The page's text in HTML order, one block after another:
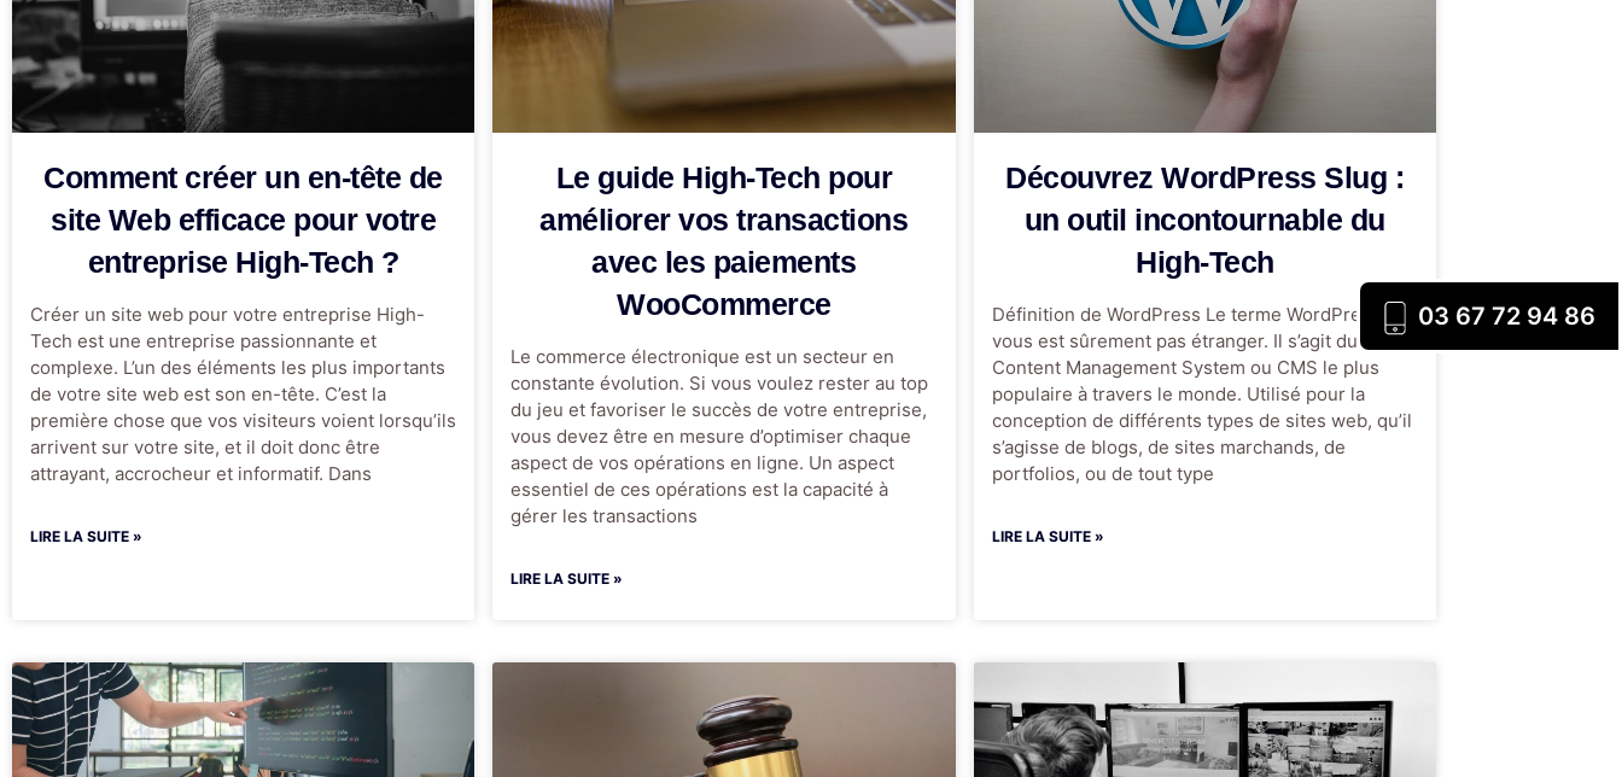
Comment créer un en-tête de
site Web efficace pour votre
entreprise High-Tech ?
Créer un site web pour votre entreprise High-
Tech est une entreprise passionnante et
complexe. L’un des éléments les plus importants
de votre site web est son en-tête. C’est la
première chose que vos visiteurs voient lorsqu’ils
arrivent sur votre site, et il doit donc être
attrayant, accrocheur et informatif. Dans
LIRE LA SUITE »
Le guide High-Tech pour
améliorer vos transactions
avec les paiements
WooCommerce
Le commerce électronique est un secteur en
constante évolution. Si vous voulez rester au top
du jeu et favoriser le succès de votre entreprise,
vous devez être en mesure d’optimiser chaque
aspect de vos opérations en ligne. Un aspect
essentiel de ces opérations est la capacité à
gérer les transactions
LIRE LA SUITE »
Découvrez WordPress Slug :
un outil incontournable du
High-Tech
Définition de WordPress Le terme WordPress ne
vous est sûrement pas étranger. Il s’agit du
Content Management System ou CMS le plus
populaire à travers le monde. Utilisé pour la
conception de différents types de sites web, qu’il
s’agisse de blogs, de sites marchands, de
portfolios, ou de tout type
LIRE LA SUITE »
03 67 72 94 86